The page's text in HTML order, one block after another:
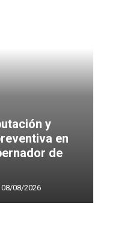
y
en
de
08/08/2026